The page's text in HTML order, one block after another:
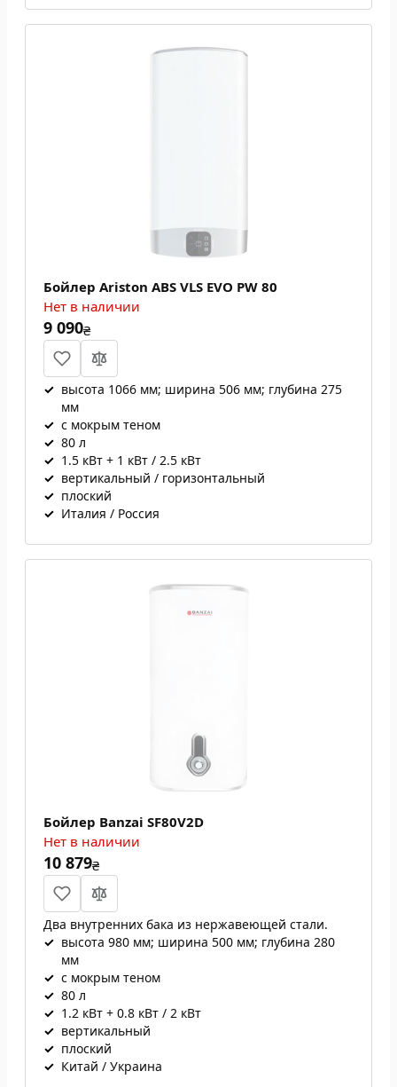
Бойлер Ariston ABS VLS EVO PW 80
Нет в наличии
9 090₴
✓ высота 1066 мм; ширина 506 мм; глубина 275
мм
✓ с мокрым теном
✓ 80 л
✓ 1.5 кВт + 1 кВт / 2.5 кВт
✓ вертикальный / горизонтальный
✓ плоский
✓ Италия / Россия
Бойлер Banzai SF80V2D
Нет в наличии
10 879₴
Два внутренних бака из нержавеющей стали.
✓ высота 980 мм; ширина 500 мм; глубина 280
мм
✓ с мокрым теном
✓ 80 л
✓ 1.2 кВт + 0.8 кВт / 2 кВт
✓ вертикальный
✓ плоский
✓ Китай / Украина